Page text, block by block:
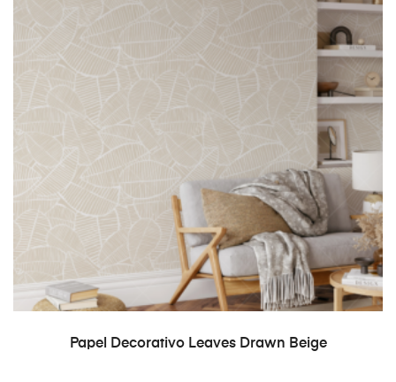
READ MORE
Papel Decorativo Leaves Drawn Beige